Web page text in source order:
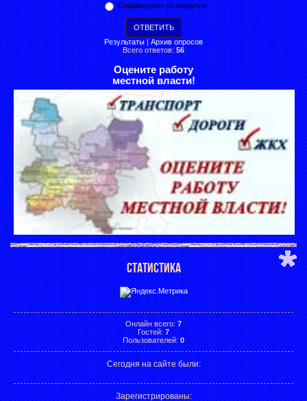
Справедливо разберутся
Результаты | Архив опросов
Всего ответов: 56
Оцените работу
местной власти!
СТАТИСТИКА
Онлайн всего: 7
Гостей: 7
Пользователей: 0
Сегодня на сайте были:
Зарегистрированы: